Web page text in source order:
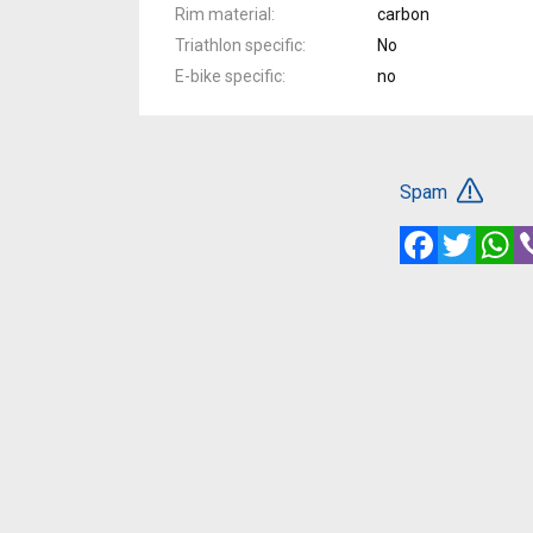
Rim material
carbon
Triathlon specific
No
E-bike specific
no
Spam
FacebookTwitter